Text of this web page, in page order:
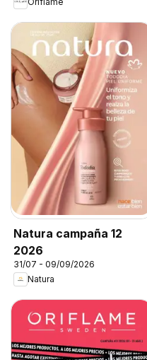
Natura campaña 12
2026
31/07 - 09/09/2026
Natura